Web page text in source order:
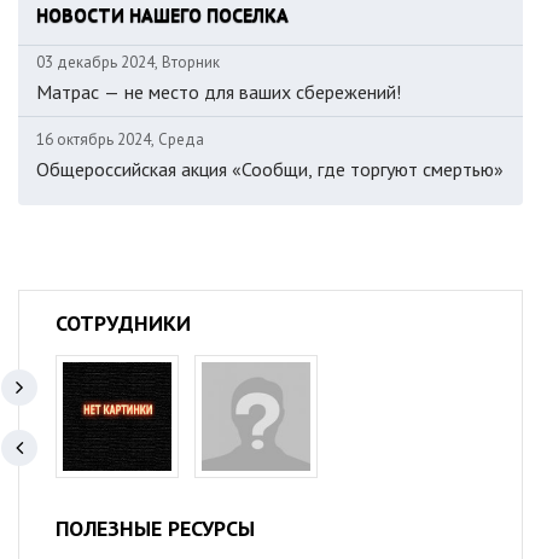
НОВОСТИ НАШЕГО ПОСЕЛКА
03 декабрь 2024, Вторник
Матрас — не место для ваших сбережений!
16 октябрь 2024, Среда
Общероссийская акция «Сообщи, где торгуют смертью»
СОТРУДНИКИ
ПОЛЕЗНЫЕ РЕСУРСЫ